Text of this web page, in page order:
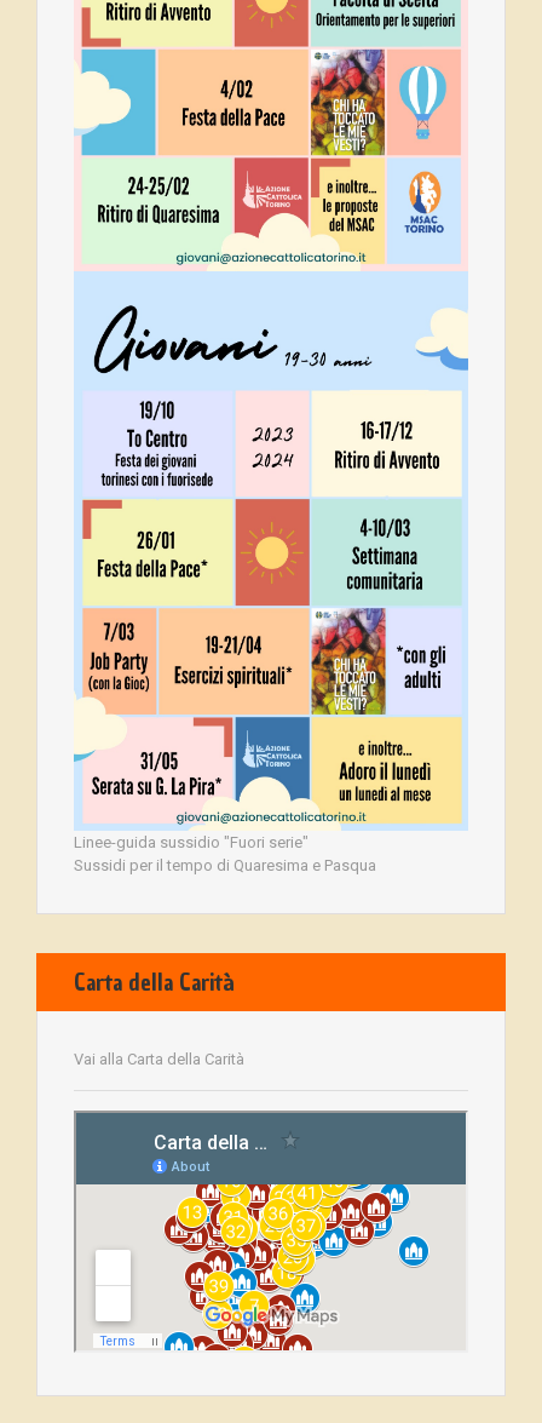
Linee-guida sussidio "Fuori serie"
Sussidi per il tempo di Quaresima e Pasqua
Carta della Carità
Vai alla Carta della Carità